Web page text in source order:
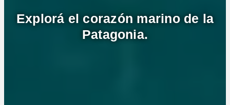
Explorá el corazón marino de la
Patagonia.